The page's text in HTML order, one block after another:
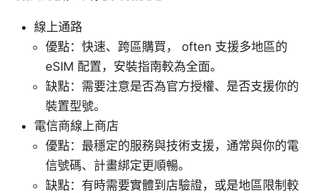
線上通路
優點：快速、跨區購買， often 支援多地區的
eSIM 配置，安裝指南較為全面。
缺點：需要注意是否為官方授權、是否支援你的
裝置型號。
電信商線上商店
優點：最穩定的服務與技術支援，通常與你的電
信號碼、計畫綁定更順暢。
缺點：有時需要實體到店驗證，或是地區限制較